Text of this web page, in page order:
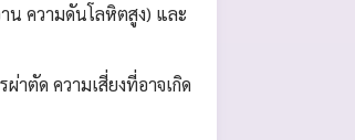
น ความดันโลหิตสูง) และ
าตัด ความเสี่ยงที่อาจเกิด